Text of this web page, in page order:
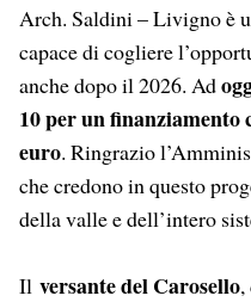
Arch. Saldini – Livigno è
capace di cogliere
anche dopo il 2026. Ad
10 per un finanziamento
euro. Ringrazio
che credono in questo
della valle e dell’intero
Il versante del Carosello,